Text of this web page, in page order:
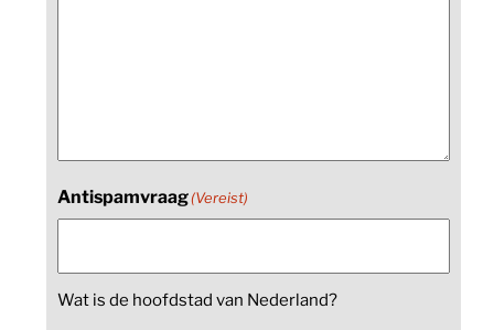
Antispamvraag(Vereist)
Wat is de hoofdstad van Nederland?